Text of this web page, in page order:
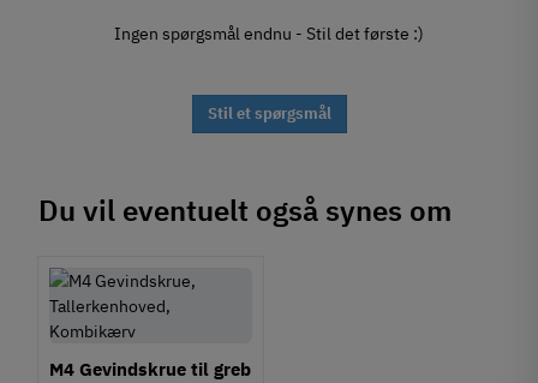
Ingen spørgsmål endnu - Stil det første :)
Stil et spørgsmål
Du vil eventuelt også synes om
M4 Gevindskrue til greb